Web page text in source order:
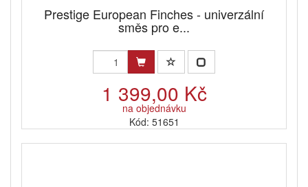
Prestige European Finches - univerzální
směs pro e...
1 399,00 Kč
na objednávku
Kód: 51651